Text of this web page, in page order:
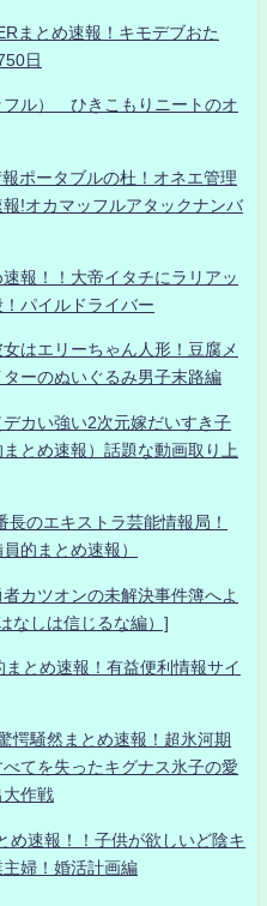
まとめ速報！キモデブおた
日
フル） ひきこもりニートのオ
ポータブルの杜！オネエ管理
!オカマッフルアタックナンバ
報！！大帝イタチにラリアッ
パイルドライバー
はエリーちゃん人形！豆腐メ
ーのぬいぐるみ男子末路編
カい強い2次元嫁だいすき子
とめ速報）話題な動画取り上
のエキストラ芸能情報局！
的まとめ速報）
カツオンの未解決事件簿へよ
なしは信じるな編）]
とめ速報！有益便利情報サイ
愕騒然まとめ速報！超氷河期
てを失ったキグナス氷子の愛
大作戦
め速報！！子供が欲しいど陰キ
婦！婚活計画編